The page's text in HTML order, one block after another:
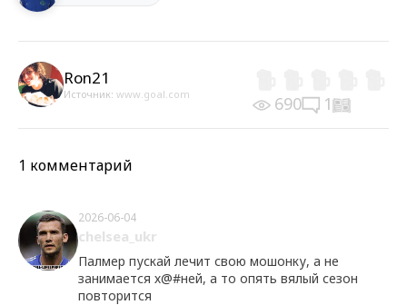
Ron21
Источник: www.goal.com 690 1
1 комментарий
2026-06-04
chelsea_ukr
Палмер пускай лечит свою мошонку, а не
занимается х@#ней, а то опять вялый сезон
повторится